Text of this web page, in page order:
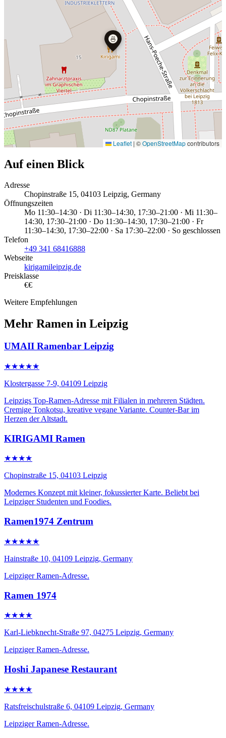
🍜
Leaflet | ©OpenStreetMapcontributors
Auf einen Blick
Adresse
Chopinstraße 15, 04103 Leipzig, Germany
Öffnungszeiten
Mo 11:30–14:30 · Di 11:30–14:30, 17:30–21:00 · Mi 11:30–
14:30, 17:30–21:00 · Do 11:30–14:30, 17:30–21:00 · Fr
11:30–14:30, 17:30–22:00 · Sa 17:30–22:00 · So geschlossen
Telefon
+49 341 68416888
Webseite
kirigamileipzig.de
Preisklasse
€€
Weitere Empfehlungen
Mehr Ramen in Leipzig
UMAII Ramenbar Leipzig
★★★★★
Klostergasse 7-9, 04109 Leipzig
Leipzigs Top-Ramen-Adresse mit Filialen in mehreren Städten.
Cremige Tonkotsu, kreative vegane Variante. Counter-Bar im
Herzen der Altstadt.
KIRIGAMI Ramen
★★★★
Chopinstraße 15, 04103 Leipzig
Modernes Konzept mit kleiner, fokussierter Karte. Beliebt bei
Leipziger Studenten und Foodies.
Ramen1974 Zentrum
★★★★★
Hainstraße 10, 04109 Leipzig, Germany
Leipziger Ramen-Adresse.
Ramen 1974
★★★★
Karl-Liebknecht-Straße 97, 04275 Leipzig, Germany
Leipziger Ramen-Adresse.
Hoshi Japanese Restaurant
★★★★
Ratsfreischulstraße 6, 04109 Leipzig, Germany
Leipziger Ramen-Adresse.